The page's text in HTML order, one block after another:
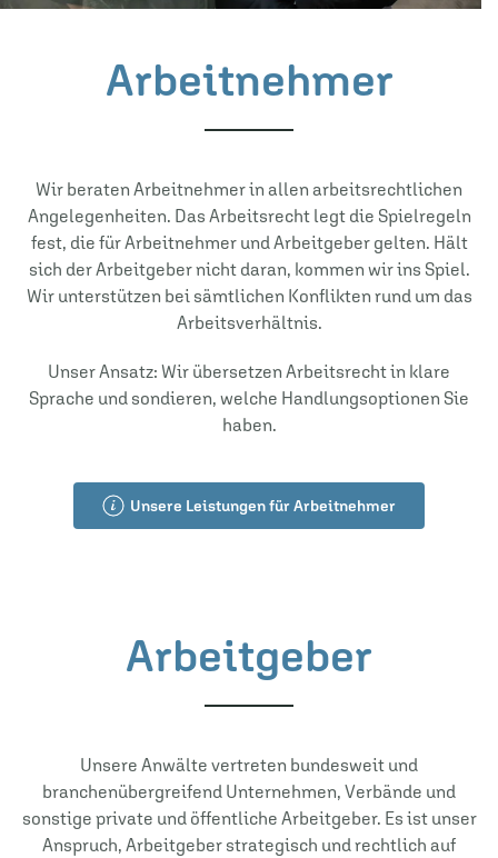
Arbeitnehmer
Wir beraten Arbeitnehmer in allen arbeitsrechtlichen
Angelegenheiten. Das Arbeitsrecht legt die Spielregeln
fest, die für Arbeitnehmer und Arbeitgeber gelten. Hält
sich der Arbeitgeber nicht daran, kommen wir ins Spiel.
Wir unterstützen bei sämtlichen Konflikten rund um das
Arbeitsverhältnis.
Unser Ansatz: Wir übersetzen Arbeitsrecht in klare
Sprache und sondieren, welche Handlungsoptionen Sie
haben.
Unsere Leistungen für Arbeitnehmer
Arbeitgeber
Unsere Anwälte vertreten bundesweit und
branchenübergreifend Unternehmen, Verbände und
sonstige private und öffentliche Arbeitgeber. Es ist unser
Anspruch, Arbeitgeber strategisch und rechtlich auf